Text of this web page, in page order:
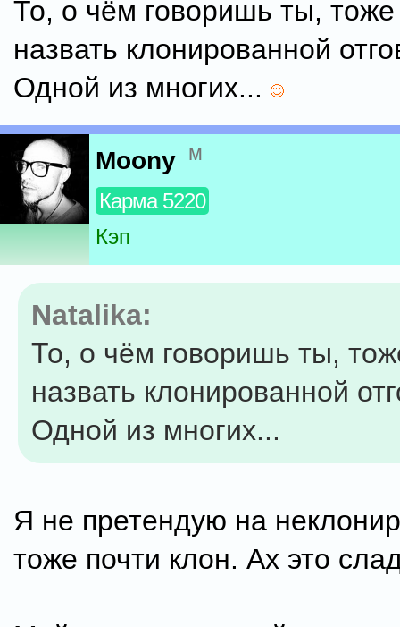
То, о чём говоришь ты,
назвать клонированной
Одной из многих...
Moony м
Карма 5220
Кэп
Natalika:
То, о чём говоришь ты,
назвать клонированной
Одной из многих...
Я не претендую на
тоже почти клон. Ах это